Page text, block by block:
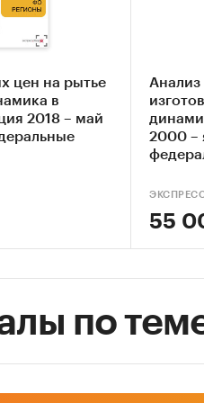
2.
2015-
3.
2006-
5.
цен на рытье
в
2018 – май
2000 –
55
по